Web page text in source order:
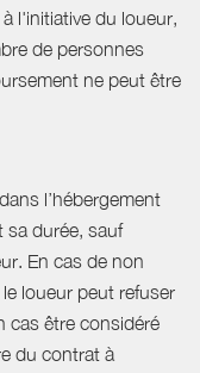
l'initiative du loueur,
de personnes
ne peut être
l’hébergement
sa durée, sauf
En cas de non
loueur peut refuser
cas être considéré
du contrat à